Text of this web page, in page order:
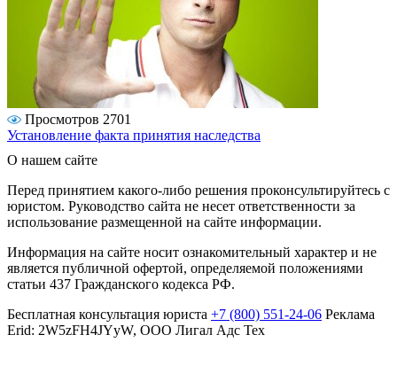
Просмотров 2701
Установление факта принятия наследства
О нашем сайте
Перед принятием какого-либо решения проконсультируйтесь с
юристом. Руководство сайта не несет ответственности за
использование размещенной на сайте информации.
Информация на сайте носит ознакомительный характер и не
является публичной офертой, определяемой положениями
статьи 437 Гражданского кодекса РФ.
Бесплатная консультация юриста +7 (800) 551-24-06 Реклама
Erid: 2W5zFH4JYyW, ООО Лигал Адс Тех